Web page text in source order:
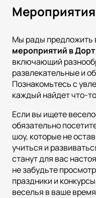
Мы рады предложить
мероприятий в
включающий
развлекательные и
Познакомьтесь с
каждый найдет что-
Если вы ищете
обязательно
шоу, которые не
учиться и
станут для вас
не забудьте
праздники и
веселья в ваше